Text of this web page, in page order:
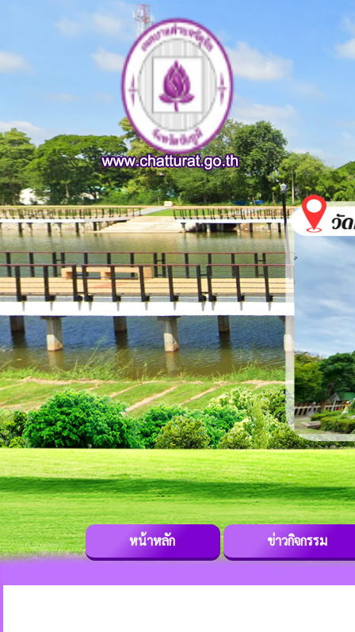
หน้าหลัก ข่าวกิจกรรม